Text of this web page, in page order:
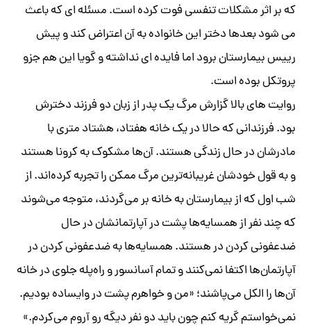
که بر اثر مشکلات تنفسی فوت کرده است. مسئله ای که باعث
می شود بعدها دختر این خانواده به آن اعتراض کند و پیش
رییس بیمارستان برود اما فایده ای نداشته و گویا این هم جزو
پروتکل بوده است.
روایت های بالا گزارش مرگ یک پدر از زبان دو فرزند دخترش
بود. فرزندانی که حالا در یک خانه هفتاد، هشتاد متری با
مادرشان در حال زندگی هستند. آن‌ها مشکوک به کرونا هستند
و به قول خودشان غریبانه‌ترین مرگ ممکن را تجربه کرده‌اند. از
شب اول که از بیمارستان به خانه بر می‌گردند، متوجه می‌شوند
که چند نفر از همسایه‌ها پشت در آپارتمانشان در حال
ضدعفونی کردن در هستند. همسایه‌ها به ضدعفونی کردن در
آپارتمان‌ها اکتفا نمی‌کنند و تمام آسانسور و راه‌پله جلوی در خانه
آن‌ها را الکل می‌پاشند؛ «من و خواهرم پشت در وایساده بودیم.
نمی‌خواستم گریه کنم چون باید دو نفر دیگه رو آروم می‌کردم.»